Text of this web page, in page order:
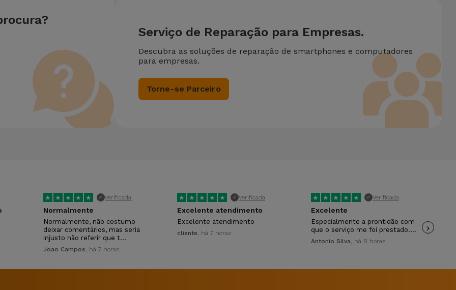
Serviço de Reparação para Empresas.
Descubra as soluções de reparação de smartphones e computadores
para empresas.
Torne-se Parceiro
★ ★ ★ ★ ★ ✓ Verificada
Normalmente
Normalmente, não costumo
deixar comentários, mas seria
injusto não referir que t…
Joao Campos, há 7 horas
★ ★ ★ ★ ★ ✓ Verificada
Excelente atendimento
Excelente atendimento
cliente, há 7 horas
★ ★ ★ ★ ★ ✓ Verificada
Excelente
Especialmente a prontidão com
que o serviço me foi prestado.…
Antonio Silva, há 8 horas
›